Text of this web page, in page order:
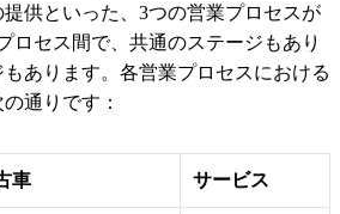
供といった、3つの営業プロセスが
ロセス間で、共通のステージもあり
あります。各営業プロセスにおける
通りです：
車 サービス